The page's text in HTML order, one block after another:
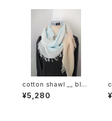
cotton shawl __ blo
ck 160 朝朗w
¥5,280